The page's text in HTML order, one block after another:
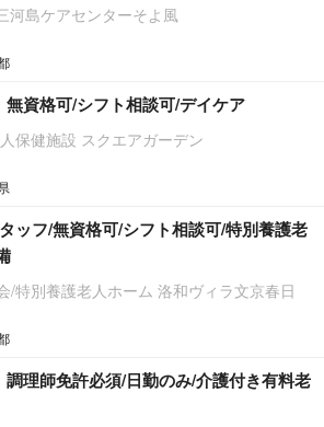
河島ケアセンターそよ風
無資格可/シフト相談可/デイケア
保健施設 スクエアガーデン
ッフ/無資格可/シフト相談可/特別養護老
/特別養護老人ホーム 洛和ヴィラ文京春日
調理師免許必須/日勤のみ/介護付き有料老